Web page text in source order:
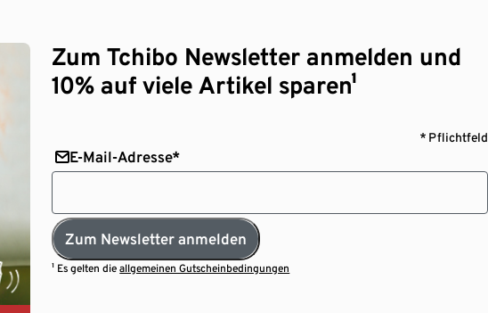
Zum Tchibo Newsletter anmelden und
10% auf viele Artikel sparen¹
* Pflichtfeld
E-Mail-Adresse*
Zum Newsletter anmelden
¹ Es gelten dieallgemeinen Gutscheinbedingungen